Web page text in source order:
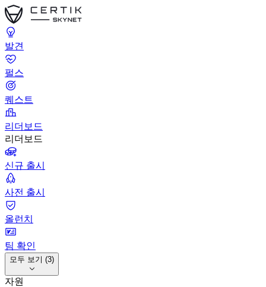
발견
펄스
퀘스트
리더보드
리더보드
신규 출시
사전 출시
올런치
팀 확인
모두 보기 (3)
자원